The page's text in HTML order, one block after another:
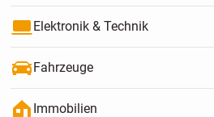
Elektronik & Technik
Fahrzeuge
Immobilien